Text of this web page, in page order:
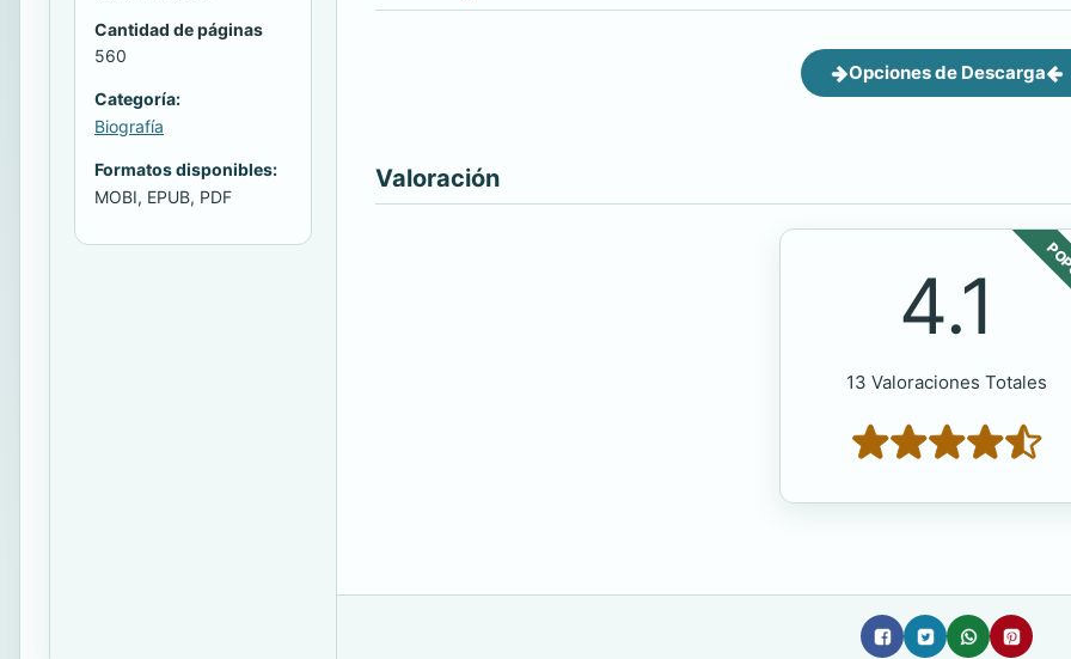
Cantidad de páginas
560
Categoría:
Biografía
Formatos disponibles:
MOBI, EPUB, PDF
Opciones de Descarga
Valoración
4.1
13 Valoraciones Totales